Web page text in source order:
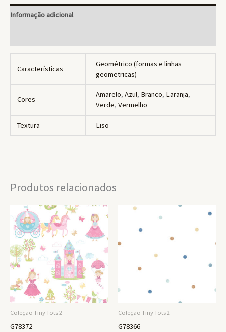
Informação adicional
Características
Geométrico (formas e linhas
geometricas)
Cores
Amarelo, Azul, Branco, Laranja,
Verde, Vermelho
Textura Liso
Produtos relacionados
Coleção Tiny Tots 2
G78372
Coleção Tiny Tots 2
G78366